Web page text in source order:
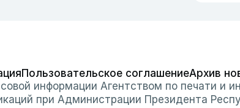
Пользовательское соглашениеАрхив
информации Агентством по печати и
при Администрации Президента